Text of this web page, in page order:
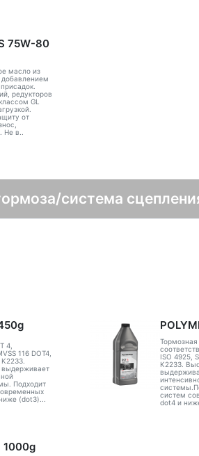
75W-80
масло из
редукторов
GL
от
в..
система
4,
116 DOT4,
выдерживает
Подходит
(dot3)...
Тормозная
ISO 4925,
K2233.
систем
dot4 и
1000g